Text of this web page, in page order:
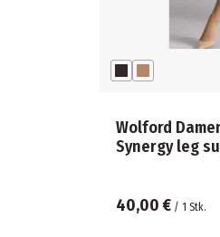
Wolford
Synergy leg
40,00 € / 1 Stk.